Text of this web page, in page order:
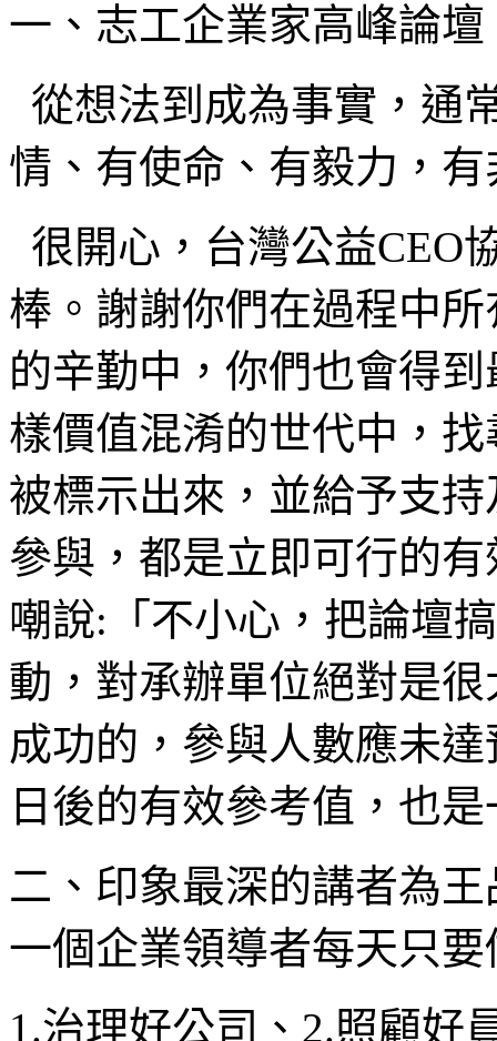
一、志工企業家高峰論
從想法到成為事實，通
情、有使命、有毅力，
很開心，台灣公益CEO
棒。謝謝你們在過程中
的辛勤中，你們也會得
樣價值混淆的世代中，
被標示出來，並給予支
參與，都是立即可行的
嘲說:「不小心，把論壇
動，對承辦單位絕對是
成功的，參與人數應未
日後的有效參考值，也
二、印象最深的講者為
一個企業領導者每天只
1.治理好公司、2.照顧好